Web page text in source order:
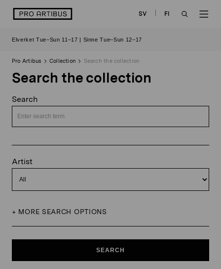
logo SV
FI
Elverket Tue–Sun 11–17 | Sinne Tue–Sun 12–17
Pro Artibus Collection Search the collection
Search the collection
Search
Artist
+ MORE SEARCH OPTIONS